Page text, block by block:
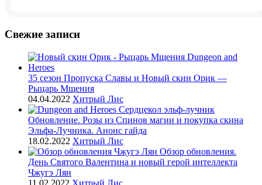
Свежие записи
35 сезон Пропуска Славы и Новый скин Орик —
Рыцарь Мщения
04.04.2022 Хитрый Лис
Обновление. Розы из Спинов магии и покупка скина
Эльфа-Лучника. Анонс гайда
18.02.2022 Хитрый Лис
Обзор обновления.
День Святого Валентина и новый герой интеллекта
Чжугэ Лян
11.02.2022 Хитрый Лис